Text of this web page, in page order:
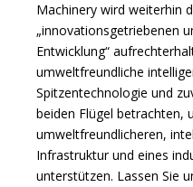
Machinery wird weiterhin
„innovationsgetriebenen
Entwicklung“
umweltfreundliche
Spitzentechnologie und
beiden Flügel betrachten,
umweltfreundlicheren,
Infrastruktur und eines
unterstützen. Lassen Sie